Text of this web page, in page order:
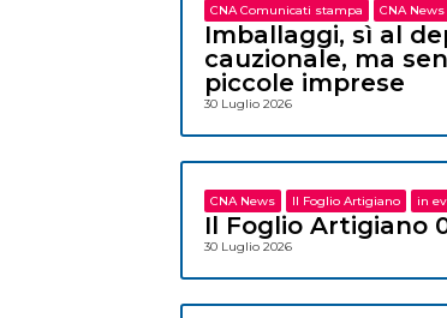
CNA Comunicati stampa CNA News
Imballaggi, sì al
cauzionale, ma
piccole imprese
30 Luglio 2026
CNA News Il Foglio Artigiano in
Il Foglio Artigiano
30 Luglio 2026